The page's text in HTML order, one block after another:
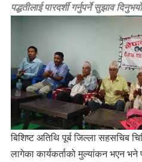
पद्धतीलाई पारदर्शी गर्नुपर्ने सुझाव
बिशिष्ट अतिथि पूर्ब जिल्ला सहसचिब
लागेका कार्यकर्ताको मुल्यांकन भएन भने